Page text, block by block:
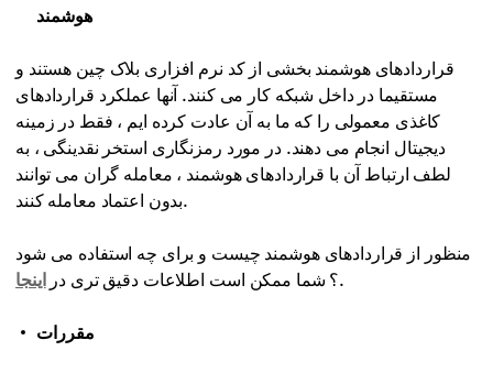
هوشمند
قراردادهای هوشمند بخشی از کد نرم افزاری بلاک چین هستند و
مستقیما در داخل شبکه کار می کنند. آنها عملکرد قراردادهای
کاغذی معمولی را که ما به آن عادت کرده ایم ، فقط در زمینه
دیجیتال انجام می دهند. در مورد رمزنگاری استخر نقدینگی ، به
لطف ارتباط آن با قراردادهای هوشمند ، معامله گران می توانند
بدون اعتماد معامله کنند.
منظور از قراردادهای هوشمند چیست و برای چه استفاده می شود
؟ شما ممکن است اطلاعات دقیق تری در اینجا .
مقررات